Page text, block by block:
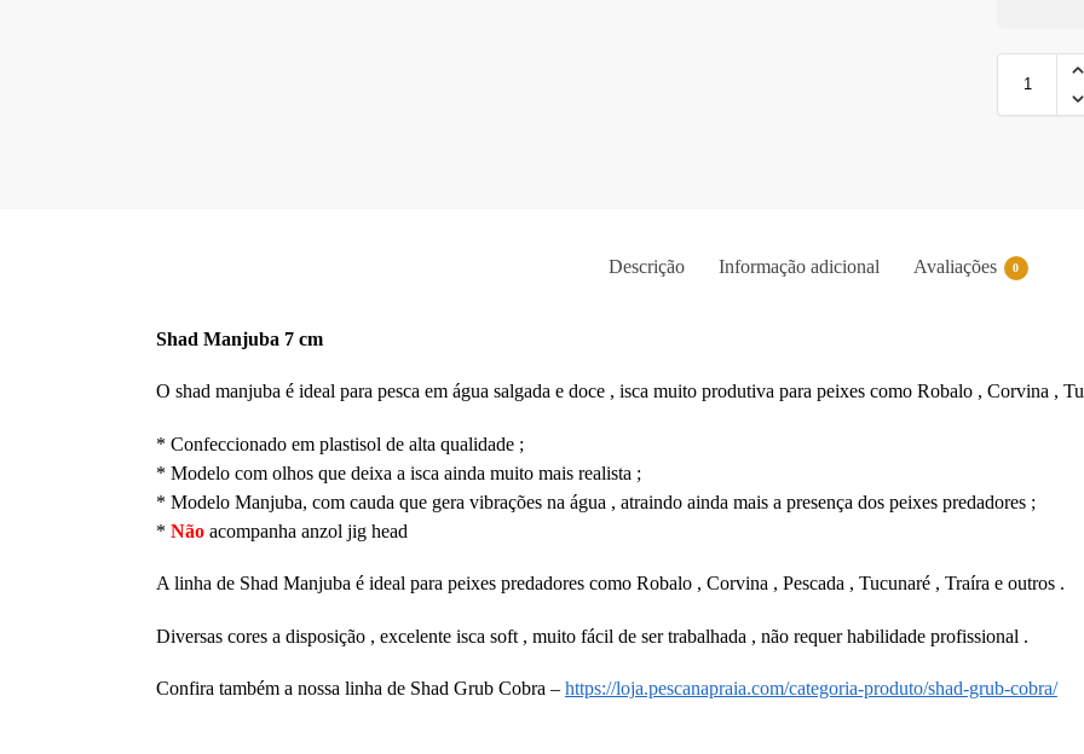
Descrição Informação adicional Avaliações 0
Shad Manjuba 7 cm
O shad manjuba é ideal para pesca em água salgada e doce , isca muito produtiva para peixes como Robalo , Corvina ,
* Confeccionado em plastisol de alta qualidade ;
* Modelo com olhos que deixa a isca ainda muito mais realista ;
* Modelo Manjuba, com cauda que gera vibrações na água , atraindo ainda mais a presença dos peixes predadores ;
* Nãoacompanha anzol jig head
A linha de Shad Manjuba é ideal para peixes predadores como Robalo , Corvina , Pescada , Tucunaré , Traíra e outros .
Diversas cores a disposição , excelente isca soft , muito fácil de ser trabalhada , não requer habilidade profissional .
Confira também a nossa linha de Shad Grub Cobra – https://loja.pescanapraia.com/categoria-produto/shad-grub-cobra/